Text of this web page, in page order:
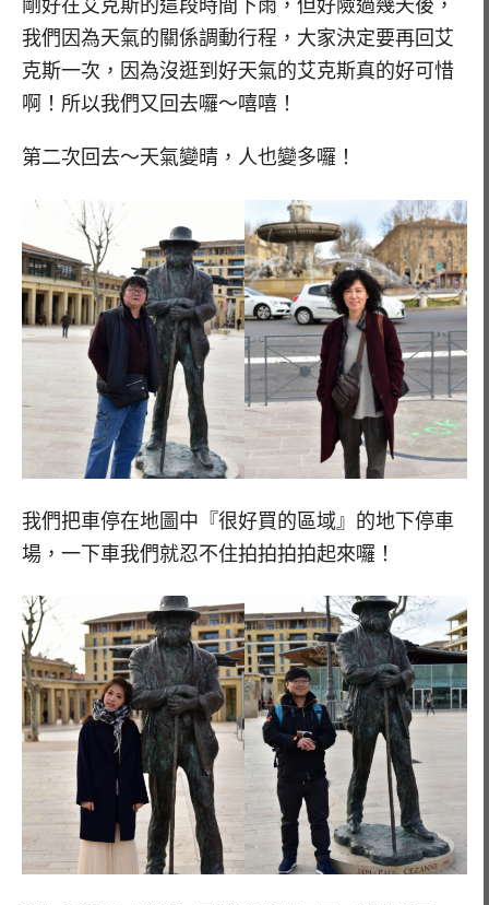
剛好在艾克斯的這段時間下雨，但好險過幾天後，
我們因為天氣的關係調動行程，大家決定要再回艾
克斯一次，因為沒逛到好天氣的艾克斯真的好可惜
啊！所以我們又回去囉～嘻嘻！
第二次回去～天氣變晴，人也變多囉！
我們把車停在地圖中『很好買的區域』的地下停車
場，一下車我們就忍不住拍拍拍拍起來囉！